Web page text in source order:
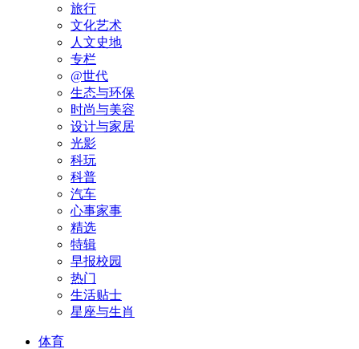
旅行
文化艺术
人文史地
专栏
@世代
生态与环保
时尚与美容
设计与家居
光影
科玩
科普
汽车
心事家事
精选
特辑
早报校园
热门
生活贴士
星座与生肖
体育